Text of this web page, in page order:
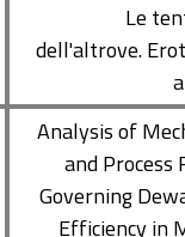
Le
dell'altrove.
Analysis of
and Process
Governing
Efficiency in